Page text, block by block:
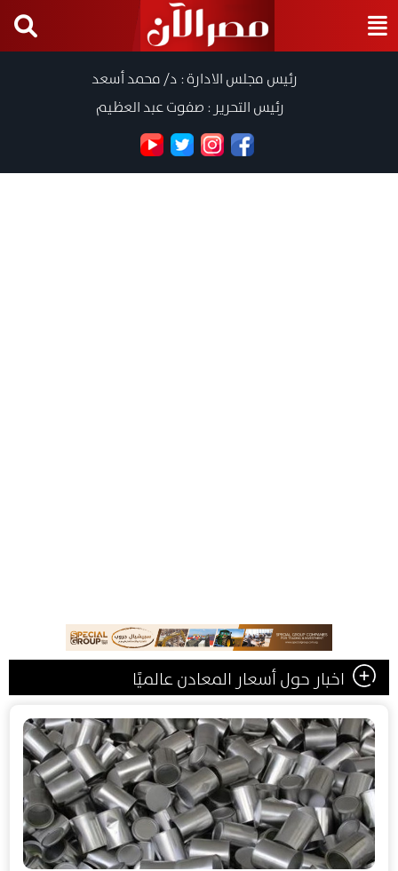
رئيس مجلس الادارة : د/ محمد أسعد
رئيس التحرير : صفوت عبد العظيم
اخبار حول أسعار المعادن عالميًا